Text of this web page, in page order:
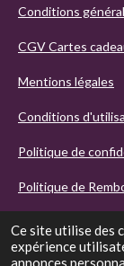
Ce site utilise des
expérience
annonces
Conditions
CGV Cartes
Mentions légales
Conditions
Politique de
Politique de